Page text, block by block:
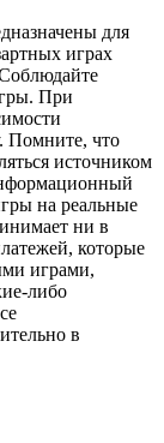
для
играх
При
Помните, что
источником
на реальные
ни в
которые
играми,
либо
в